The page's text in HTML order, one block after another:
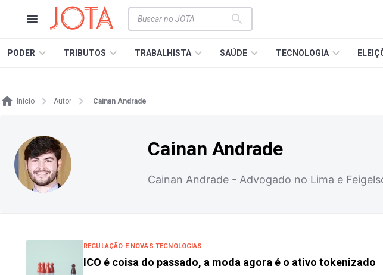
PODER TRIBUTOS TRABALHISTA SAÚDE TECNOLOGIA
Início Autor Cainan Andrade
Cainan Andrade
Cainan Andrade - Advogado no Lima e
REGULAÇÃO E NOVAS TECNOLOGIAS
ICO é coisa do passado, a moda agora é o ativo tokenizado